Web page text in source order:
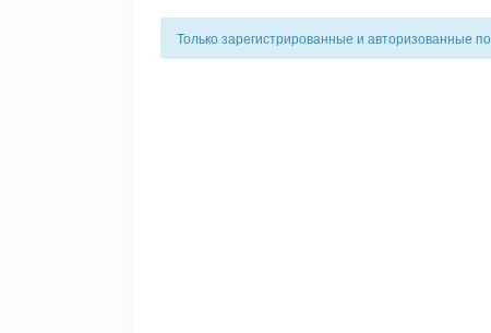
Только зарегистрированные и авторизованные